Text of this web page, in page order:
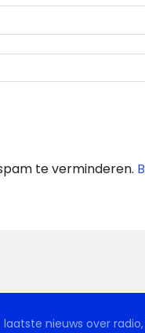
te verminderen.
nieuws over